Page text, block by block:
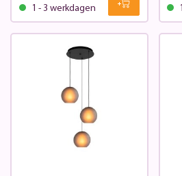
1 - 3 werkdagen